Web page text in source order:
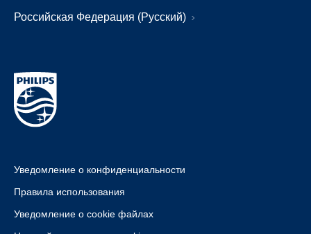
Российская Федерация (Русский)
Уведомление о конфиденциальности
Правила использования
Уведомление о cookie файлах